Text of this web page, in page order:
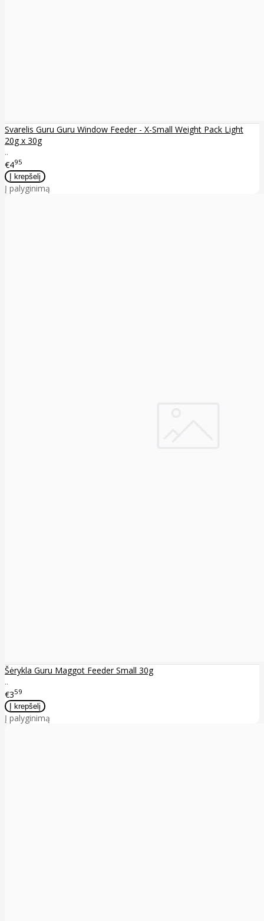
Svarelis Guru Guru Window Feeder - X-Small Weight Pack Light
20g x 30g
..
€495
Į palyginimą
Šėrykla Guru Maggot Feeder Small 30g
..
€359
Į palyginimą